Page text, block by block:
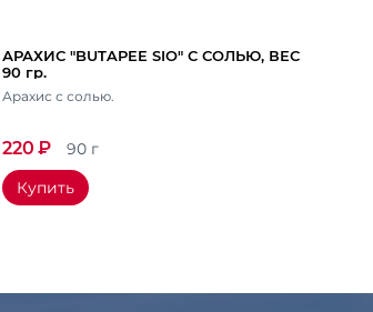
АРАХИС "BUTAPEE SIO" С СОЛЬЮ, ВЕС
90 гр.
Арахис с солью.
220 ₽
90 г
Купить